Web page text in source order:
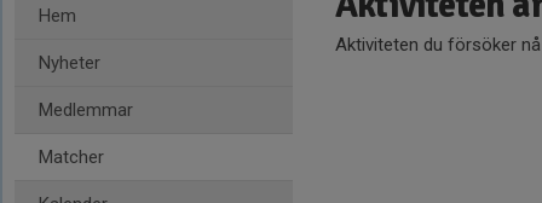
Hem
Nyheter
Medlemmar
Matcher
Aktiviteten du försöker